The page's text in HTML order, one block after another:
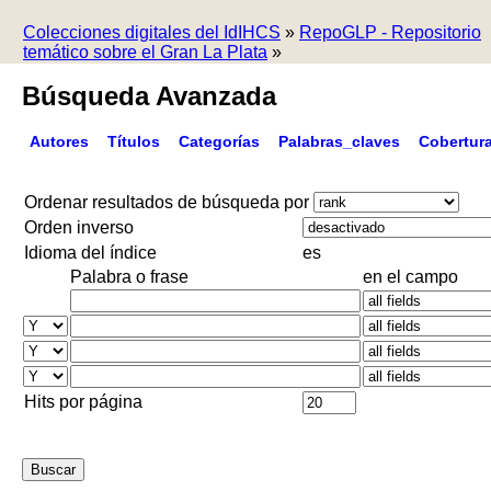
Colecciones digitales del IdIHCS » RepoGLP - Repositorio
temático sobre el Gran La Plata »
Búsqueda Avanzada
Autores Títulos Categorías Palabras_claves
Ordenar resultados de búsqueda por
Orden inverso
Idioma del índice
es
Palabra o frase
en el campo
Hits por página